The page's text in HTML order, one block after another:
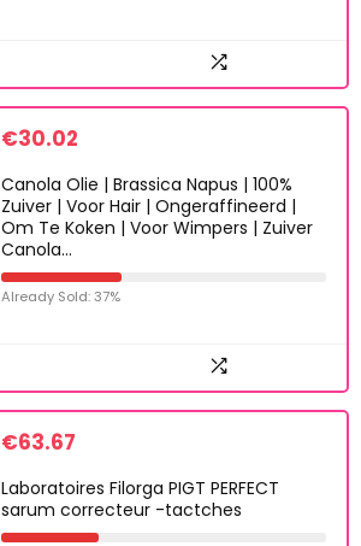
€30.02
Canola Olie | Brassica Napus | 100%
Zuiver | Voor Hair | Ongeraffineerd |
Om Te Koken | Voor Wimpers | Zuiver
Canola…
Already Sold: 37%
€63.67
Laboratoires Filorga PIGT PERFECT
sarum correcteur -tactches